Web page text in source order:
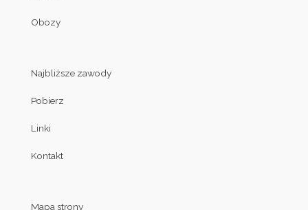
Obozy
Najbliższe zawody
Pobierz
Linki
Kontakt
Mapa strony